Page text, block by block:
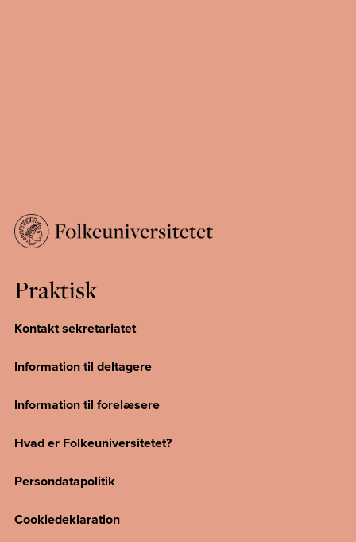
Praktisk
Kontakt sekretariatet
Information til deltagere
Information til forelæsere
Hvad er Folkeuniversitetet?
Persondatapolitik
Cookiedeklaration